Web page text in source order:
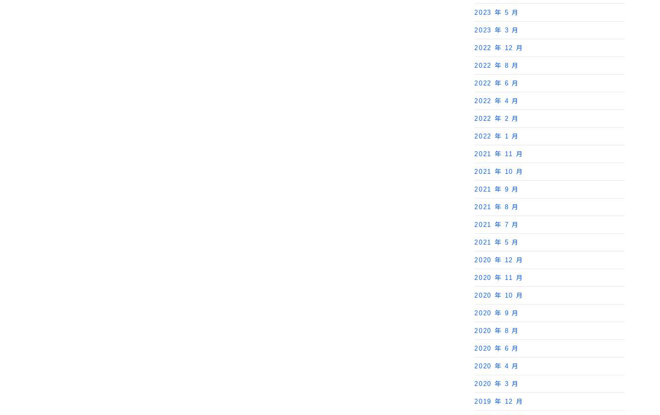
2023 年 5 月
2023 年 3 月
2022 年 12 月
2022 年 8 月
2022 年 6 月
2022 年 4 月
2022 年 2 月
2022 年 1 月
2021 年 11 月
2021 年 10 月
2021 年 9 月
2021 年 8 月
2021 年 7 月
2021 年 5 月
2020 年 12 月
2020 年 11 月
2020 年 10 月
2020 年 9 月
2020 年 8 月
2020 年 6 月
2020 年 4 月
2020 年 3 月
2019 年 12 月